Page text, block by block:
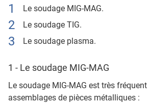
Le soudage MIG-MAG.
Le soudage TIG.
Le soudage plasma.
1 - Le soudage MIG-MAG
Le soudage MIG-MAG est très
assemblages de pièces métalliques :